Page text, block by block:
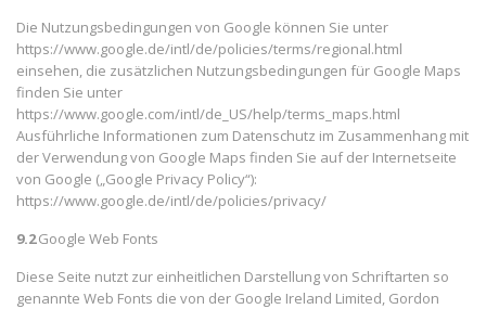
Die Nutzungsbedingungen von Google können Sie unter
https://www.google.de/intl/de/policies/terms/regional.html
einsehen, die zusätzlichen Nutzungsbedingungen für Google Maps
finden Sie unter
https://www.google.com/intl/de_US/help/terms_maps.html
Ausführliche Informationen zum Datenschutz im Zusammenhang mit
der Verwendung von Google Maps finden Sie auf der Internetseite
von Google („Google Privacy Policy“):
https://www.google.de/intl/de/policies/privacy/
9.2Google Web Fonts
Diese Seite nutzt zur einheitlichen Darstellung von Schriftarten so
genannte Web Fonts die von der Google Ireland Limited, Gordon